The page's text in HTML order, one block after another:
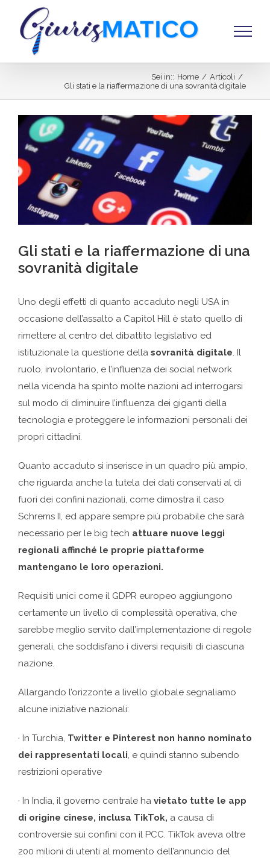
contenuto
Sei in:: Home / Articoli /
Gli stati e la riaffermazione di una sovranità digitale
Ingrandisci
immagine
Gli stati e la riaffermazione di una
sovranità digitale
Uno degli effetti di quanto accaduto negli USA in
occasione dell’assalto a Capitol Hill è stato quello di
rimettere al centro del dibattito legislativo ed
istituzionale la questione della sovranità digitale. Il
ruolo, involontario, e l’influenza dei social network
nella vicenda ha spinto molte nazioni ad interrogarsi
sul modo di diminuire l’influenza dei giganti della
tecnologia e proteggere le informazioni personali dei
propri cittadini.
Quanto accaduto si inserisce in un quadro più ampio,
che riguarda anche la tutela dei dati conservati al di
fuori dei confini nazionali, come dimostra il caso
Schrems II, ed appare sempre più probabile che sarà
necessario per le big tech attuare nuove leggi
regionali affinché le proprie piattaforme
mantengano le loro operazioni.
Requisiti unici come il GDPR europeo aggiungono
certamente un livello di complessità operativa, che
sarebbe meglio servito dall’implementazione di regole
generali, che soddisfano i diversi requisiti di ciascuna
nazione.
Allargando l’orizzonte a livello globale segnaliamo
alcune iniziative nazionali:
· In Turchia, Twitter e Pinterest non hanno nominato
dei rappresentati locali, e quindi stanno subendo
restrizioni operative
· In India, il governo centrale ha vietato tutte le app
di origine cinese, inclusa TikTok, a causa di
controversie sui confini con il PCC. TikTok aveva oltre
200 milioni di utenti al momento dell’annuncio del